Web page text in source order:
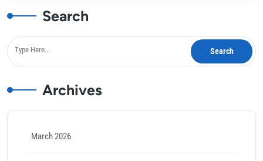
Search
Archives
March 2026